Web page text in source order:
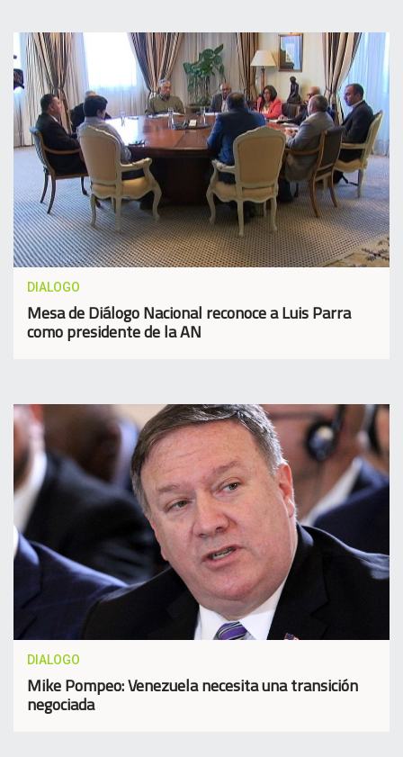
DIALOGO
Mesa de Diálogo Nacional reconoce a Luis Parra
como presidente de la AN
DIALOGO
Mike Pompeo: Venezuela necesita una transición
negociada